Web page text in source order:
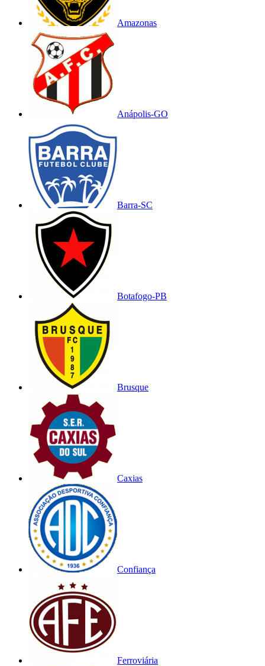
Amazonas
Anápolis-GO
Barra-SC
Botafogo-PB
Brusque
Caxias
Confiança
Ferroviária